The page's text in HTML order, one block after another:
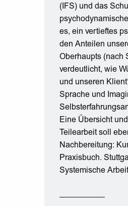
(IFS) und das
es, ein vertieftes
den Anteilen
Oberhaupts (nach
verdeutlicht, wie
und unseren
Sprache und
Eine Übersicht
Teilearbeit soll
Nachbereitung:
Praxisbuch.
Systemische